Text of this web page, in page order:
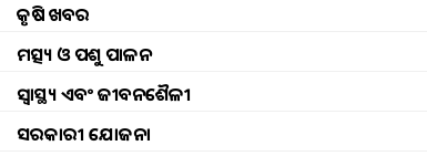
କୃଷି ଖବର
ମତ୍ସ୍ୟ ଓ ପଶୁ ପାଳନ
ସ୍ୱାସ୍ଥ୍ୟ ଏବଂ ଜୀବନଶୈଳୀ
ସରକାରୀ ଯୋଜନା